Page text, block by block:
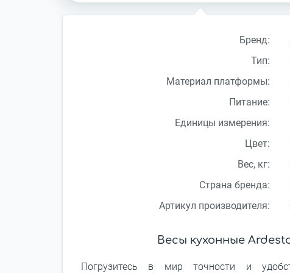
Бренд:
Тип:
Материал платформы:
Питание:
Единицы измерения:
Цвет:
Вес, кг:
Страна бренда:
Артикул производителя:
Весы кухонные
Погрузитесь в мир точности и